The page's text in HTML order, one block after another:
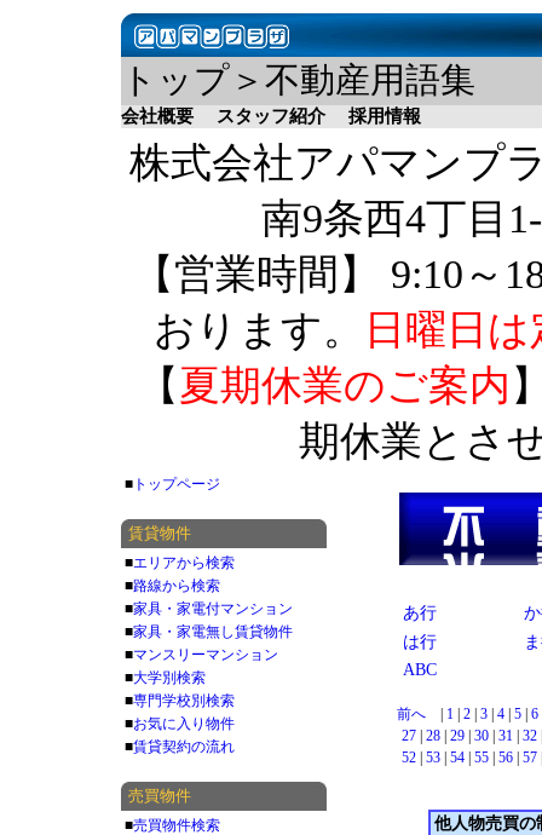
トップ＞不動産用語集
会社概要 スタッフ紹介 採用情報
株式会社アパマンプ
南9条西4丁目
【営業時間】 9:10～
おります。
日曜日
【 夏期休業のご案内
期休業とさ
あ行
は行
ABC
前へ 1 2 3 4 5 6
27| 28| 29| 30| 31| 32
52| 53| 54| 55| 56| 57
他人物売買の
■ トップページ
賃貸物件
■エリアから検索
■路線から検索
■家具・家電付マンション
■家具・家電無し賃貸物件
■マンスリーマンション
■大学別検索
■専門学校別検索
■お気に入り物件
■賃貸契約の流れ
売買物件
■売買物件検索